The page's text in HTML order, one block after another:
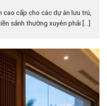
cấp cho các dự án lưu trú,
sảnh thường xuyên phải [...]